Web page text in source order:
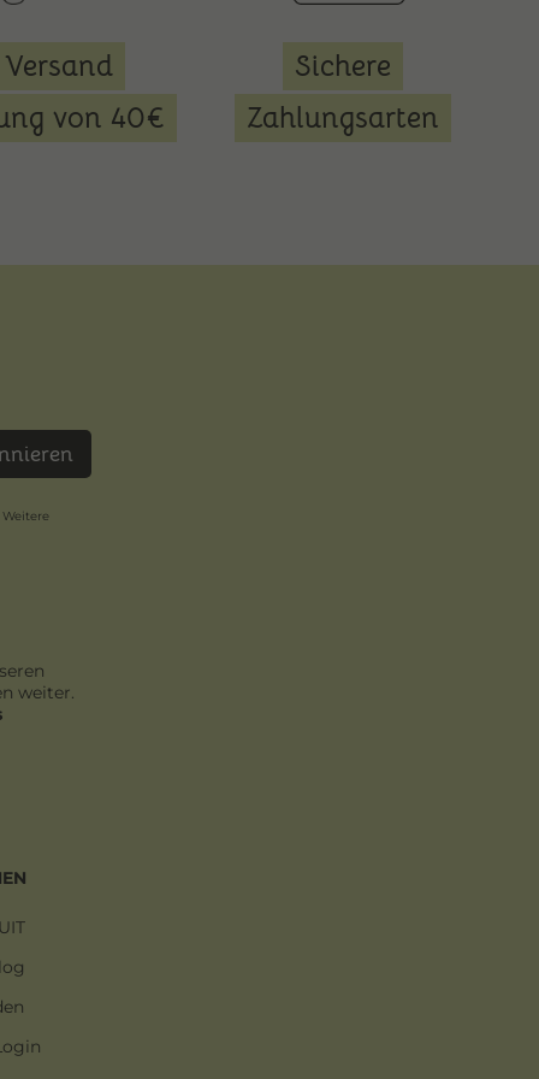
von 40€
Sichere
Zahlungsarten
weiter.